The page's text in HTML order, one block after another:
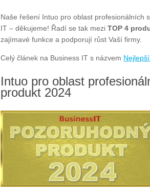
Naše řešení Intuo pro oblast profesionálních
IT – děkujeme! Řadí se tak mezi TOP 4
zajímavé funkce a podporují růst Vaší firmy.
Celý článek na Business IT s názvem
Intuo pro oblast
produkt 2024